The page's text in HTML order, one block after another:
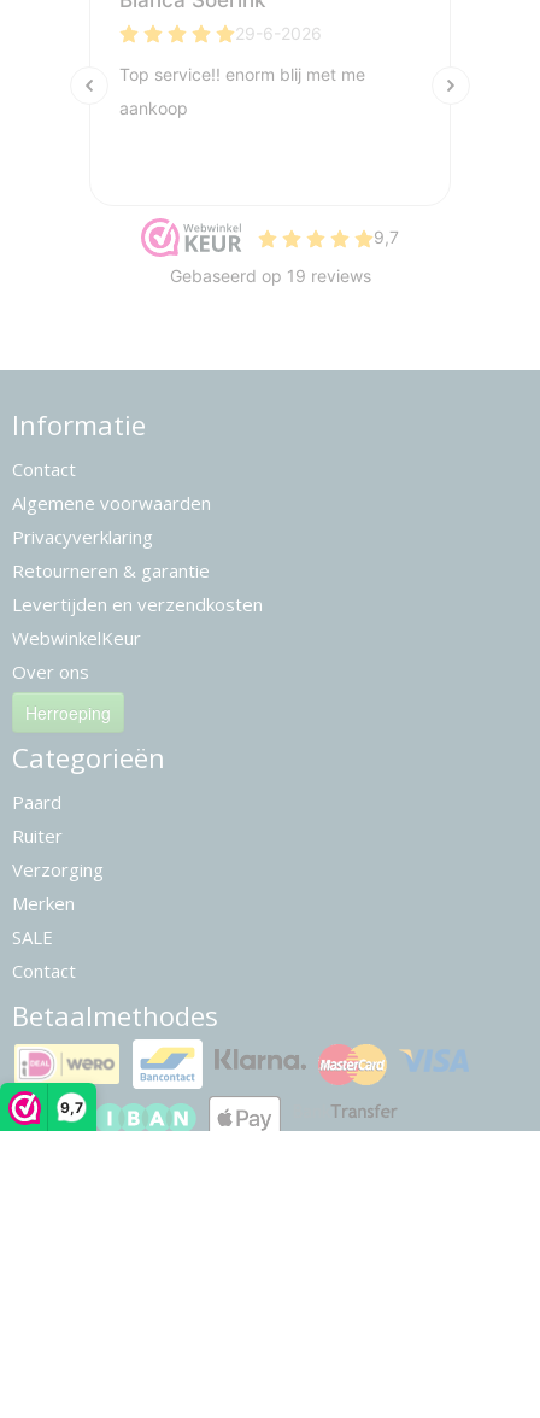
9,7
Informatie
Contact
Algemene voorwaarden
Privacyverklaring
Retourneren & garantie
Levertijden en verzendkosten
WebwinkelKeur
Over ons
Herroeping
Categorieën
Paard
Ruiter
Verzorging
Merken
SALE
Contact
Betaalmethodes